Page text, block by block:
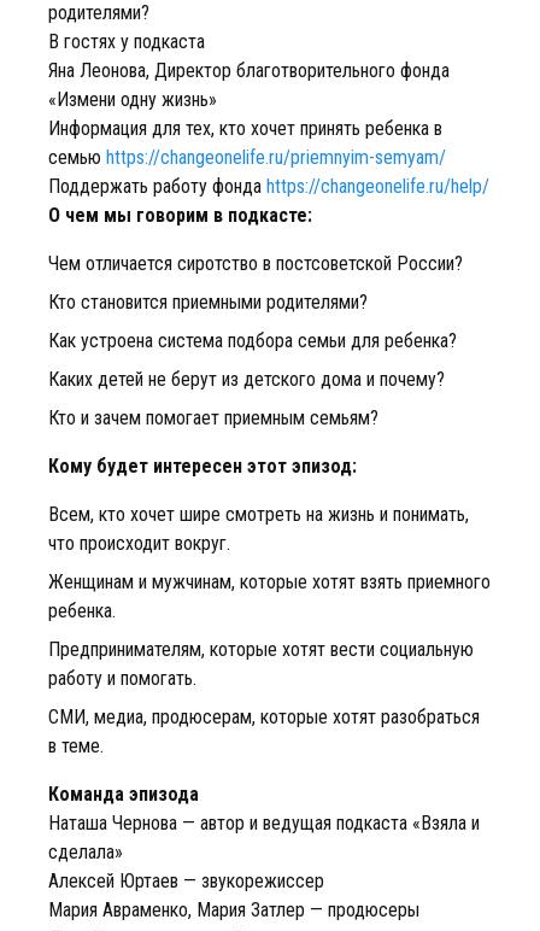
родителями?
В гостях у подкаста
Яна Леонова, Директор благотворительного фонда
«Измени одну жизнь»
Информация для тех, кто хочет принять ребенка в
семью https://changeonelife.ru/priemnyim-semyam/
Поддержать работу фонда https://changeonelife.ru/help/
О чем мы говорим в подкасте:
Чем отличается сиротство в постсоветской России?
Кто становится приемными родителями?
Как устроена система подбора семьи для ребенка?
Каких детей не берут из детского дома и почему?
Кто и зачем помогает приемным семьям?
Кому будет интересен этот эпизод:
Всем, кто хочет шире смотреть на жизнь и понимать,
что происходит вокруг.
Женщинам и мужчинам, которые хотят взять приемного
ребенка.
Предпринимателям, которые хотят вести социальную
работу и помогать.
СМИ, медиа, продюсерам, которые хотят разобраться
в теме.
Команда эпизода
Наташа Чернова — автор и ведущая подкаста «Взяла и
сделала»
Алексей Юртаев — звукорежиссер
Мария Авраменко, Мария Затлер — продюсеры